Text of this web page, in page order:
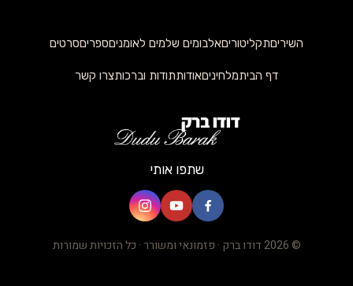
השיריםתקליטוריםאלבומים שלמים לאומניםספריםסרטים
דף הביתמלחיניםאודותתודות וברכותצרו קשר
שתפו אותי
© 2026 דודו ברק · פזמונאי ומשורר · כל הזכויות שמורות